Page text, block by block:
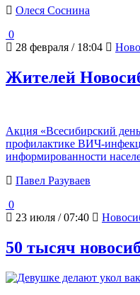
Олеся Соснина
0
28 февраля / 18:04
Жителей
Акция «Всесибирский
профилактике ВИЧ-
информированности
Павел Разуваев
0
23 июля / 07:40
50 тысяч